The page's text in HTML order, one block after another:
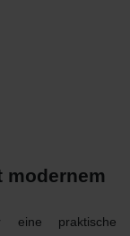
praktische